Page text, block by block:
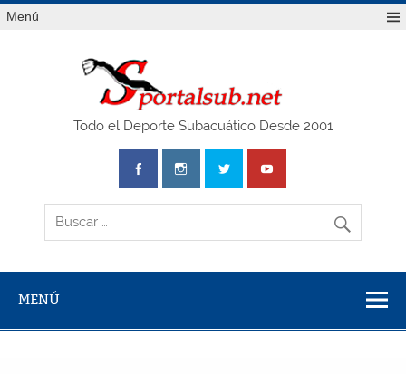
Saltar
alMenú
Todo el Deporte Subacuático Desde 2001
MENÚ